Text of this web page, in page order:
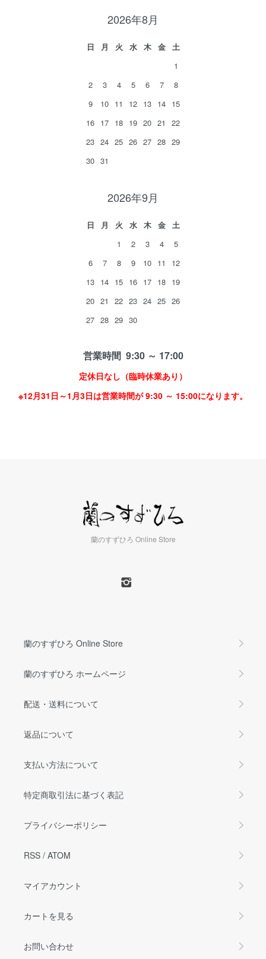
2026年8月
日 月 火 水 木 金
土
1
2
3 4 5 6 7
8
9
10 11 12 13 14 15
16 17 18 19 20 21
22
23 24 25 26 27 28 29
30 31
2026年9月
日 月 火 水 木 金
土
1
2 3 4
5
6
7 8 9 10 11
12
13 14 15 16 17 18 19
20 21 22 23 24 25 26
27 28 29 30
営業時間 9:30 ～ 17:00
定休日なし（臨時休業あり）
※12月31日～1月3日は営業時間が 9:30 ～ 15:00になります。
蘭のすずひろ Online Store
蘭のすずひろ Online Store
蘭のすずひろ ホームページ
配送・送料について
返品について
支払い方法について
特定商取引法に基づく表記
プライバシーポリシー
RSS / ATOM
マイアカウント
カートを見る
お問い合わせ